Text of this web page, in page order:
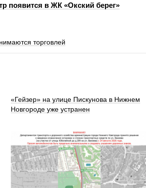
появится в ЖК «Окский берег»
торговлей
«Гейзер» на улице Пискунова в Нижнем
Новгороде уже устранен